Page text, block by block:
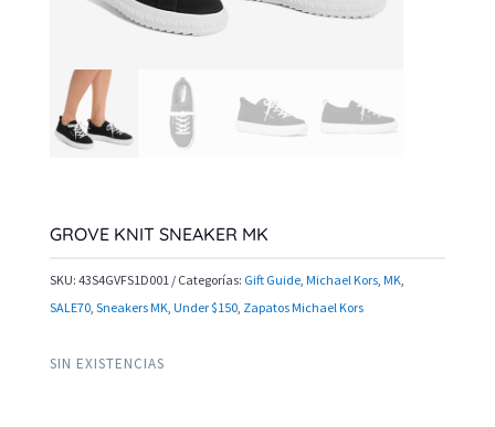
GROVE KNIT SNEAKER MK
SKU: 43S4GVFS1D001 Categorías: Gift Guide, Michael Kors, MK,
SALE70, Sneakers MK, Under $150, Zapatos Michael Kors
SIN EXISTENCIAS